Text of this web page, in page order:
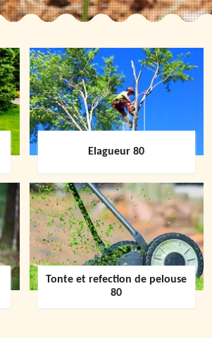
Elagueur 80
Tonte et refection de pelouse
80